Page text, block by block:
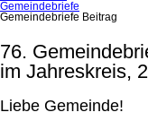
Gemeindebriefe
Gemeindebriefe Beitrag
76.
im Jahreskreis,
Liebe Gemeinde!